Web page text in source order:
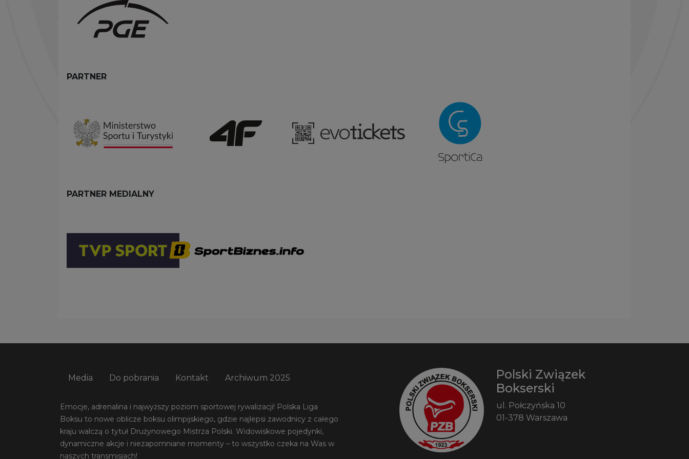
PARTNER
PARTNER MEDIALNY
Media Do pobrania Kontakt Archiwum 2025
Emocje, adrenalina i najwyższy poziom sportowej rywalizacji! Polska Liga
Boksu to nowe oblicze boksu olimpijskiego, gdzie najlepsi zawodnicy z całego
kraju walczą o tytuł Drużynowego Mistrza Polski. Widowiskowe pojedynki,
dynamiczne akcje i niezapomniane momenty – to wszystko czeka na Was w
naszych transmisjach!
Polski Związek
Bokserski
ul. Połczyńska 10
01-378 Warszawa